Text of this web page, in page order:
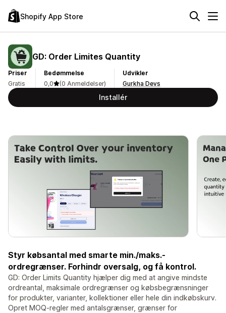
Shopify App Store
GD: Order Limites Quantity
Priser
Gratis
Bedømmelse
0,0
(0 Anmeldelser)
Udvikler
Gurkha Devs
Installér
Styr købsantal med smarte min./maks.-
ordregrænser. Forhindr oversalg, og få kontrol.
GD: Order Limits Quantity hjælper dig med at angive mindste
ordreantal, maksimale ordregrænser og købsbegrænsninger
for produkter, varianter, kollektioner eller hele din indkøbskurv.
Opret MOQ-regler med antalsgrænser, grænser for